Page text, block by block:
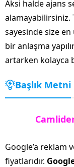
Aksi halde ajans
alamayabilirsiniz.
sayesinde size
bir anlaşma
artarken kolayca
Başlık Metni
Google’a reklam
fiyatlarıdır.